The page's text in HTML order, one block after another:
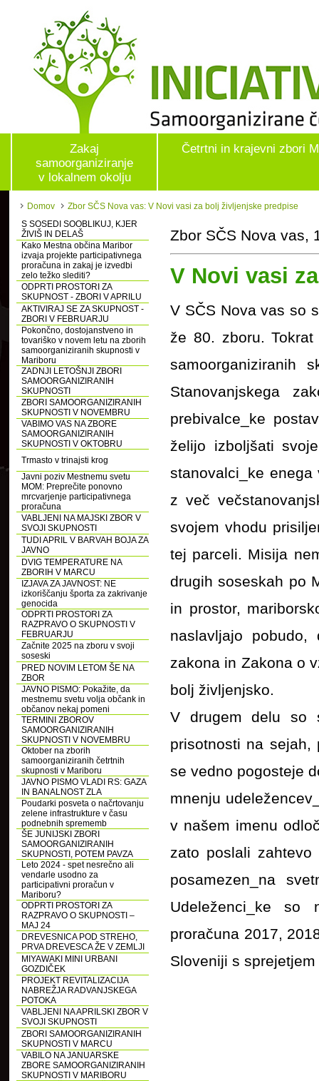
Zakaj
samoorganiziranje
v lokalnem okolju
Četrtni in krajevni zbori
Domov
Zbor SČS Nova vas: V Novi vasi za bolj življenjske predpise
S SOSEDI SOOBLIKUJ, KJER
ŽIVIŠ IN DELAŠ
Kako Mestna občina Maribor
izvaja projekte participativnega
proračuna in zakaj je izvedbi
zelo težko slediti?
ODPRTI PROSTORI ZA
SKUPNOST - ZBORI V APRILU
AKTIVIRAJ SE ZA SKUPNOST -
ZBORI V FEBRUARJU
Pokončno, dostojanstveno in
tovariško v novem letu na zborih
samoorganiziranih skupnosti v
Mariboru
ZADNJI LETOŠNJI ZBORI
SAMOORGANIZIRANIH
SKUPNOSTI
ZBORI SAMOORGANIZIRANIH
SKUPNOSTI V NOVEMBRU
VABIMO VAS NA ZBORE
SAMOORGANIZIRANIH
SKUPNOSTI V OKTOBRU
Trmasto v trinajsti krog
Javni poziv Mestnemu svetu
MOM: Preprečite ponovno
mrcvarjenje participativnega
proračuna
VABLJENI NA MAJSKI ZBOR V
SVOJI SKUPNOSTI
TUDI APRIL V BARVAH BOJA ZA
JAVNO
DVIG TEMPERATURE NA
ZBORIH V MARCU
IZJAVA ZA JAVNOST: NE
izkoriščanju športa za zakrivanje
genocida
ODPRTI PROSTORI ZA
RAZPRAVO O SKUPNOSTI V
FEBRUARJU
Začnite 2025 na zboru v svoji
soseski
PRED NOVIM LETOM ŠE NA
ZBOR
JAVNO PISMO: Pokažite, da
mestnemu svetu volja občank in
občanov nekaj pomeni
TERMINI ZBOROV
SAMOORGANIZIRANIH
SKUPNOSTI V NOVEMBRU
Oktober na zborih
samoorganiziranih četrtnih
skupnosti v Mariboru
JAVNO PISMO VLADI RS: GAZA
IN BANALNOST ZLA
Poudarki posveta o načrtovanju
zelene infrastrukture v času
podnebnih sprememb
ŠE JUNIJSKI ZBORI
SAMOORGANIZIRANIH
SKUPNOSTI, POTEM PAVZA
Leto 2024 - spet nesrečno ali
vendarle usodno za
participativni proračun v
Mariboru?
ODPRTI PROSTORI ZA
RAZPRAVO O SKUPNOSTI –
MAJ 24
DREVESNICA POD STREHO,
PRVA DREVESCA ŽE V ZEMLJI
MIYAWAKI MINI URBANI
GOZDIČEK
PROJEKT REVITALIZACIJA
NABREŽJA RADVANJSKEGA
POTOKA
VABLJENI NA APRILSKI ZBOR V
SVOJI SKUPNOSTI
ZBORI SAMOORGANIZIRANIH
SKUPNOSTI V MARCU
VABILO NA JANUARSKE
ZBORE SAMOORGANIZIRANIH
SKUPNOSTI V MARIBORU
Zbor SČS Nova vas,
V Novi vasi
V SČS Nova vas so
že 80. zboru.
samoorganiziranih
Stanovanjskega
prebivalce_ke
želijo izboljšati
stanovalci_ke
z več
svojem vhodu
tej parceli. Misija
drugih soseskah po
in prostor,
naslavljajo pobudo,
zakona in Zakona o
bolj življenjsko.
V drugem delu so
prisotnosti na sejah,
se vedno pogosteje
mnenju
v našem imenu
zato poslali
posamezen_na
Udeleženci_ke so
proračuna 2017,
Sloveniji s